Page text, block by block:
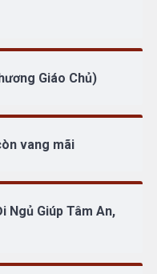
Giáo Chủ)
vang mãi
Ngủ Giúp Tâm An,